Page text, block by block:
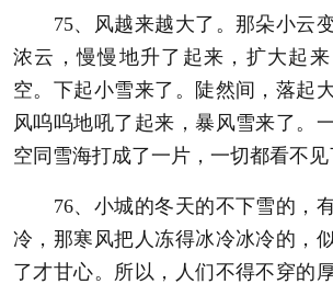
75、风越来越大了。那朵小云
浓云，慢慢地升了起来，扩大起
空。下起小雪来了。陡然间，落起
风呜呜地吼了起来，暴风雪来了。
空同雪海打成了一片，一切都看不见
76、小城的冬天的不下雪的，
冷，那寒风把人冻得冰冷冰冷的，
了才甘心。所以，人们不得不穿的